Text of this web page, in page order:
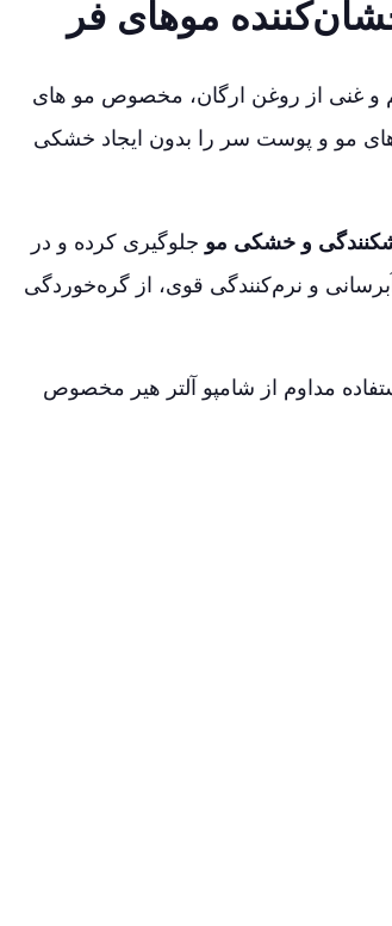
موهای فر
و غنی از روغن ارگان، مخصوص مو های
های مو و پوست سر را بدون ایجاد خشکی
و خشکی مو جلوگیری کرده و در
و نرم‌کنندگی قوی، از گره‌خوردگی
مداوم از شامپو آلتر هیر مخصوص